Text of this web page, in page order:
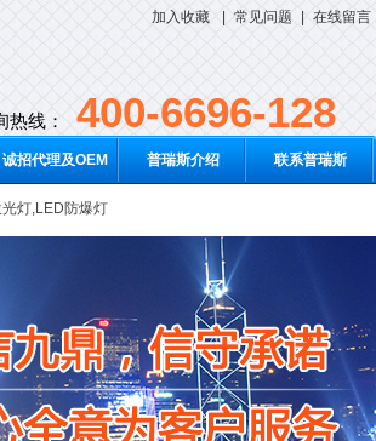
加入收藏 常见问题 在线留言
热线： 400-6696-128
诚招代理及OEM 普瑞斯介绍 联系普瑞斯
灯,LED防爆灯